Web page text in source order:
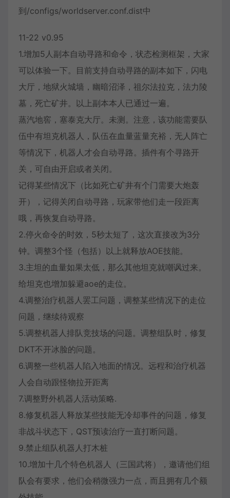
到/configs/worldserver.conf.dist中
11-22 v0.95
1.增加5人副本自动寻路和命令，状态检测框架，大家
可以体验一下。目前支持自动寻路的副本如下，闪电
大厅，地狱火城墙，幽暗沼泽，祖尔法拉克，法力陵
墓，死亡矿井。以上副本本人已通过一遍。
蒸汽地窖，塞泰克大厅。未测。注意，该功能需要队
伍中有坦克机器人，队伍在血量蓝量充裕，无人阵亡
等情况下，机器人才会自动寻路。插件有个寻路开
关，可自由开启或者关闭。
记得某些情况下（比如死亡矿井有个门需要大炮轰
开），记得关闭自动寻路，玩家带他们走一段距离
哦，再恢复自动寻路。
2.停火命令的时效，5秒太短了，这次直接改为3分
钟。调整3个怪（包括）以上就释放AOE技能。
3.主坦的血量如果太低，那么其他坦克就嘲讽过来。
给坦克也增加躲避aoe的走位。
4.调整治疗机器人罢工问题，调整某些情况下的走位
问题，继续待观察
5.调整机器人排队竞技场的问题。调整组队时，修复
DKT不开冰脸的问题。
6.调整一些机器人陷入地面的情况。远程和治疗机器
人会自动跟怪物拉开距离
7.调整野外机器人活动策略.
8.修复机器人释放某些技能无冷却事件的问题，修复
非战斗状态下，QST预读治疗一直打断问题。
9.禁止组队机器人打木桩
10.增加十几个特色机器人（三国武将），邀请他们组
队会有要求，他们会稍微强力一点，而且拥有几个额